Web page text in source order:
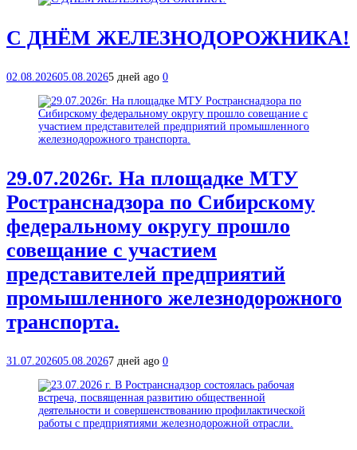
С ДНЁМ ЖЕЛЕЗНОДОРОЖНИКА!
02.08.202605.08.20265 дней ago 0
29.07.2026г. На площадке МТУ
Ространснадзора по Сибирскому
федеральному округу прошло
совещание с участием
представителей предприятий
промышленного железнодорожного
транспорта.
31.07.202605.08.20267 дней ago 0